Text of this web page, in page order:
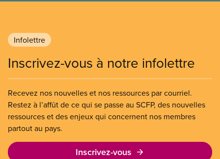
Infolettre
Inscrivez-vous à notre infolettre
Recevez nos nouvelles et nos ressources par courriel.
Restez à l’affût de ce qui se passe au SCFP, des nouvelles
ressources et des enjeux qui concernent nos membres
partout au pays.
Inscrivez-vous